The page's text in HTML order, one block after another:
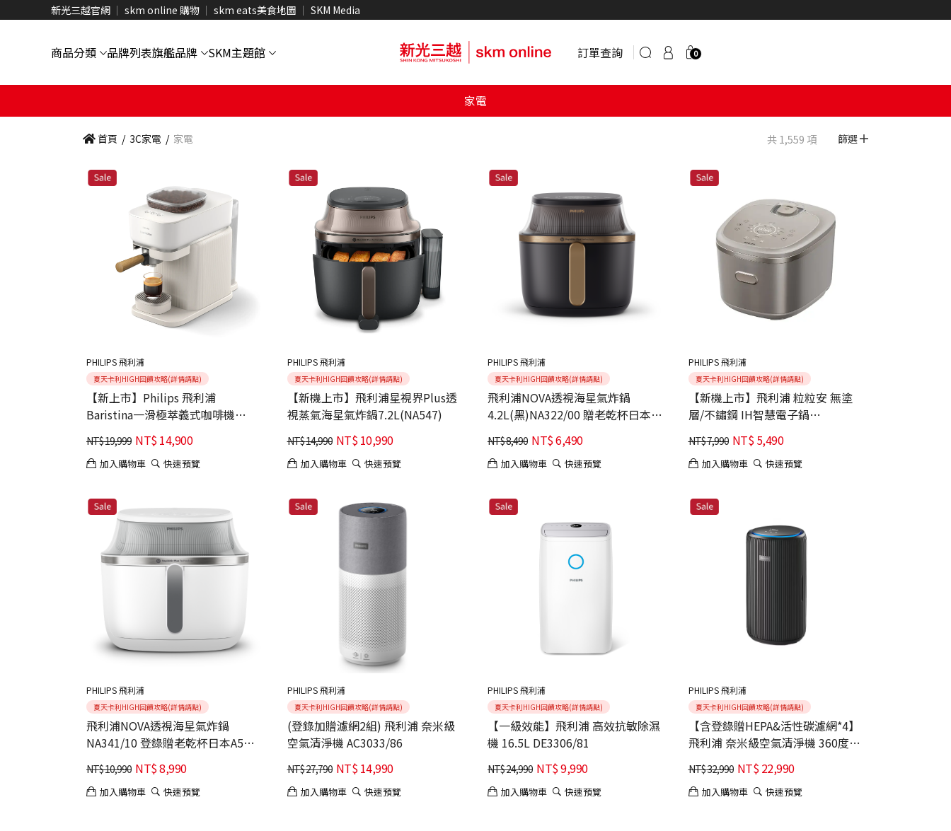
新光三越官網 skm online 購物 skm eats美食地圖 SKM Media
商品分類 品牌列表旗艦品牌 SKM主題館 訂單查詢 0
家電
首頁 / 3C家電 / 家電 篩選
共 1,559 項
PHILIPS 飛利浦
夏天卡利HIGH回饋攻略(詳情請點)
【新上市】Philips 飛利浦
Baristina一滑極萃義式咖啡機
BAR302 贈限量禮盒組
NT$19,999 NT$14,900
加入購物車 快速預覽
PHILIPS 飛利浦
夏天卡利HIGH回饋攻略(詳情請點)
【新機上市】飛利浦星視界Plus透
視蒸氣海星氣炸鍋7.2L(NA547)
NT$14,990 NT$10,990
加入購物車 快速預覽
PHILIPS 飛利浦
夏天卡利HIGH回饋攻略(詳情請點)
飛利浦NOVA透視海星氣炸鍋
4.2L(黑)NA322/00 贈老乾杯日本A5
和牛燒肉禮盒
NT$8,490 NT$6,490
加入購物車 快速預覽
PHILIPS 飛利浦
夏天卡利HIGH回饋攻略(詳情請點)
【新機上市】飛利浦 粒粒安 無塗
層/不鏽鋼 IH智慧電子鍋
NT$7,990 NT$5,490
加入購物車 快速預覽
PHILIPS 飛利浦
夏天卡利HIGH回饋攻略(詳情請點)
飛利浦NOVA透視海星氣炸鍋
NA341/10 登錄贈老乾杯日本A5和
NT$10,990 NT$8,990
加入購物車 快速預覽
PHILIPS 飛利浦
夏天卡利HIGH回饋攻略(詳情請點)
(登錄加贈濾網2組) 飛利浦 奈米級
空氣清淨機 AC3033/86
NT$27,790 NT$14,990
加入購物車 快速預覽
PHILIPS 飛利浦
夏天卡利HIGH回饋攻略(詳情請點)
【一級效能】飛利浦 高效抗敏除濕
機 16.5L DE3306/81
NT$24,990 NT$9,990
加入購物車 快速預覽
PHILIPS 飛利浦
夏天卡利HIGH回饋攻略(詳情請點)
【含登錄贈HEPA&活性碳濾網*4】
飛利浦 奈米級空氣清淨機 360度高
效過濾★適用28坪(AC4221/81)
NT$32,990 NT$22,990
加入購物車 快速預覽